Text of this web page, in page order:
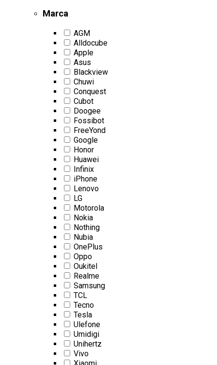
Marca
AGM
Alldocube
Apple
Asus
Blackview
Chuwi
Conquest
Cubot
Doogee
Fossibot
FreeYond
Google
Honor
Huawei
Infinix
iPhone
Lenovo
LG
Motorola
Nokia
Nothing
Nubia
OnePlus
Oppo
Oukitel
Realme
Samsung
TCL
Tecno
Tesla
Ulefone
Umidigi
Unihertz
Vivo
Xiaomi